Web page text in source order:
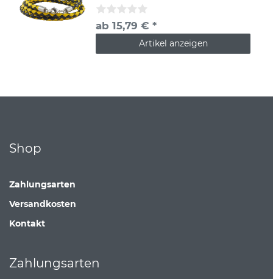
ab 15,79 € *
Artikel anzeigen
Shop
Zahlungsarten
Versandkosten
Kontakt
Zahlungsarten